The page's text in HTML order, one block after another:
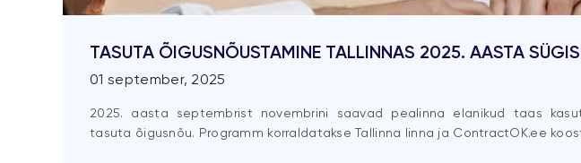
TASUTA ÕIGUSNÕUSTAMINE TALLINNAS 2025. AASTA
01 september, 2025
2025. aasta septembrist novembrini saavad pealinna elanikud taas
tasuta õigusnõu. Programm korraldatakse Tallinna linna ja ContractOK.ee